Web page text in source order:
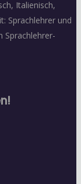
Italienisch,
Sprachlehrer und
Sprachlehrer-